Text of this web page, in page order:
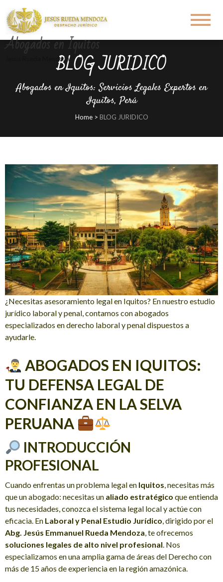
Abogados en Iquitos
Jesus Rueda MendozaBLOG JURIDICO
Abogados en Iquitos: Servicios Legales Expertos en
Iquitos, Perú
Home> BLOG JURIDICO
¿Necesitas asesoramiento legal en Iquitos? En nuestro estudio
jurídico laboral y penal, contamos con abogados
especializados en derecho laboral y penal dispuestos a
ayudarle.
ABOGADOS EN IQUITOS:
TU DEFENSA LEGAL DE
CONFIANZA EN LA SELVA
PERUANA
INTRODUCCIÓN
PROFESIONAL
Cuando enfrentas un problema legal en Iquitos, necesitas más
que un abogado: necesitas un aliado estratégico que entienda
tus necesidades, conozca el sistema legal local y actúe con
eficacia. En Laboral y Penal Estudio Jurídico, dirigido por el
Abg. Jesús Emmanuel Rueda Mendoza, te ofrecemos
soluciones legales de alto nivel profesional. Nos
especializamos en una amplia gama de áreas del Derecho con
más de 15 años de experiencia en la región amazónica.